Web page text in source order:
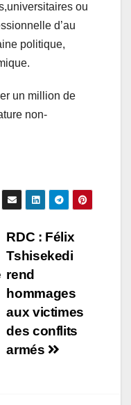
ou
d’au
politique,
un million de
non-
RDC : Félix
Tshisekedi
rend
hommages
aux victimes
des conflits
armés